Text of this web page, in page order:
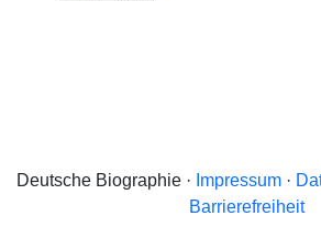
Deutsche Biographie · Impressum·
Barrierefreiheit